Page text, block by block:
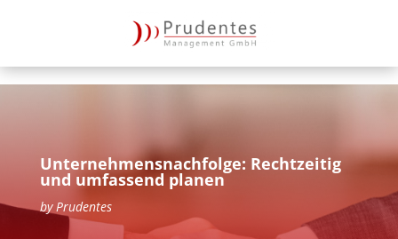
Unternehmensnachfolge: Rechtzeitig
und umfassend planen
byPrudentes